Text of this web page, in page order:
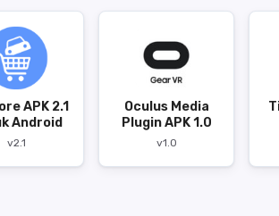
APK 2.1
Android
v2.1
Oculus Media
Plugin APK 1.0
v1.0